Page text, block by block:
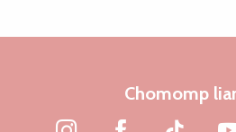
Chomomp